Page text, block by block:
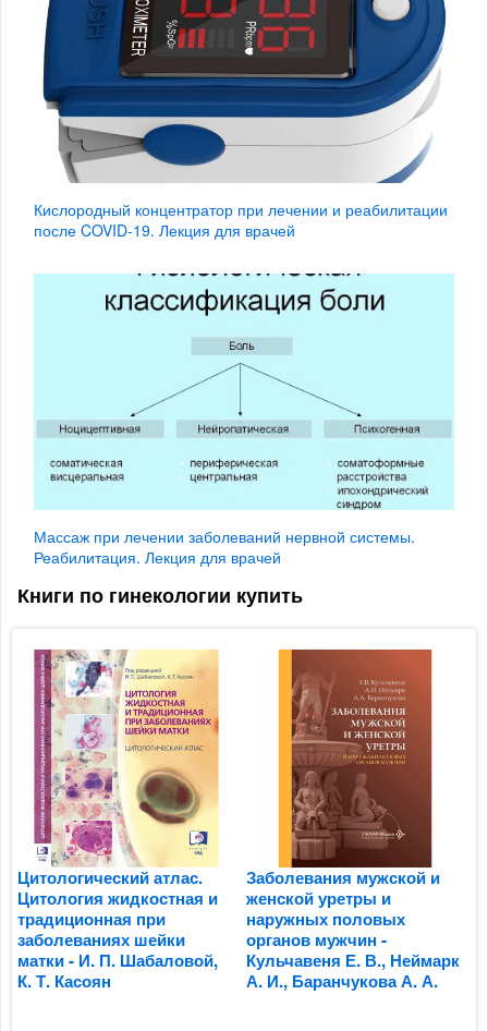
Кислородный концентратор при лечении и реабилитации
после COVID-19. Лекция для врачей
Массаж при лечении заболеваний нервной системы.
Реабилитация. Лекция для врачей
Книги по гинекологии купить
Цитологический атлас.
Цитология жидкостная и
традиционная при
заболеваниях шейки
матки - И. П. Шабаловой,
К. Т. Касоян
Заболевания мужской и
женской уретры и
наружных половых
органов мужчин -
Кульчавеня Е. В., Неймарк
А. И., Баранчукова А. А.